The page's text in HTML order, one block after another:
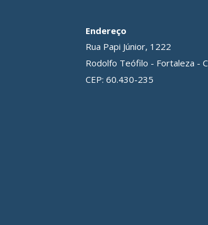
Endereço
Rua Papi Júnior, 1222
Rodolfo Teófilo - Fortaleza -
CEP: 60.430-235